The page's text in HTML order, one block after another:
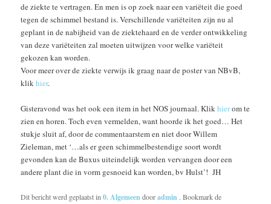
de ziekte te vertragen. En men is op zoek naar een variëteit die goed
tegen de schimmel bestand is. Verschillende variëteiten zijn nu al
geplant in de nabijheid van de ziektehaard en de verder ontwikkeling
van deze variëteiten zal moeten uitwijzen voor welke variëteit
gekozen kan worden.
Voor meer over de ziekte verwijs ik graag naar de poster van NBvB,
klikhier.
Gisteravond was het ook een item in het NOS journaal. Klikhierom te
zien en horen. Toch even vermelden, want hoorde ik het goed… Het
stukje sluit af, door de commentaarstem en niet door Willem
Zieleman, met ‘…als er geen schimmelbestendige soort wordt
gevonden kan de Buxus uiteindelijk worden vervangen door een
andere plant die in vorm gesnoeid kan worden, bv Hulst’! JH
Dit bericht werd geplaatst in0. Algemeen dooradmin . Bookmark de